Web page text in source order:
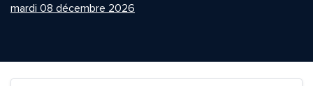
mardi 08 décembre 2026